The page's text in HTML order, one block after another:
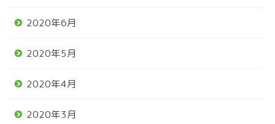
2020年6月
2020年5月
2020年4月
2020年3月